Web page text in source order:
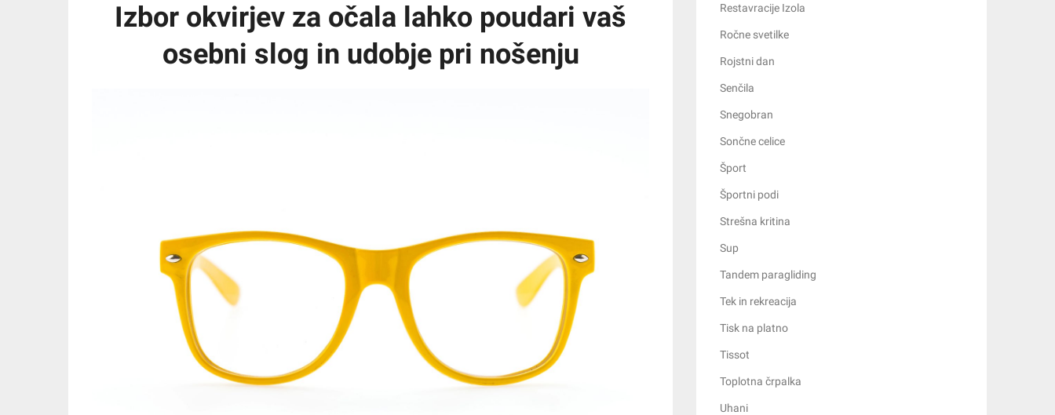
Izbor okvirjev za očala lahko poudari vaš
osebni slog in udobje pri nošenju
Restavracije Izola
Ročne svetilke
Rojstni dan
Senčila
Snegobran
Sončne celice
Šport
Športni podi
Strešna kritina
Sup
Tandem paragliding
Tek in rekreacija
Tisk na platno
Tissot
Toplotna črpalka
Uhani